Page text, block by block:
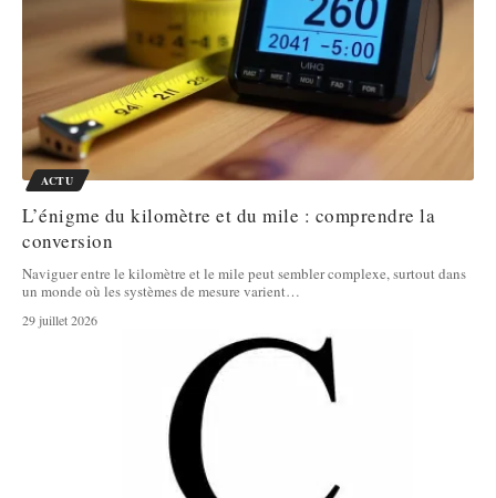
ACTU
L’énigme du kilomètre et du mile : comprendre la
conversion
Naviguer entre le kilomètre et le mile peut sembler complexe, surtout dans
un monde où les systèmes de mesure varient…
29 juillet 2026